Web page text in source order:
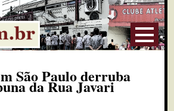
São Paulo derruba
da Rua Javari